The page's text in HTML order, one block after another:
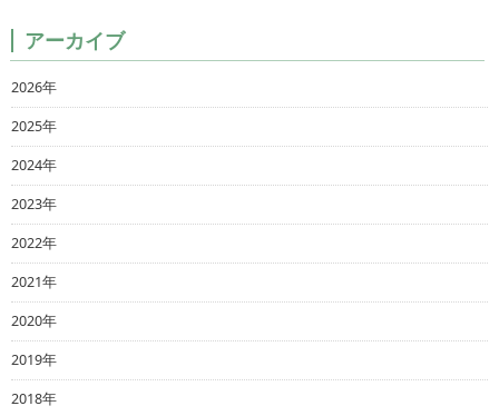
アーカイブ
2026年
2025年
2024年
2023年
2022年
2021年
2020年
2019年
2018年